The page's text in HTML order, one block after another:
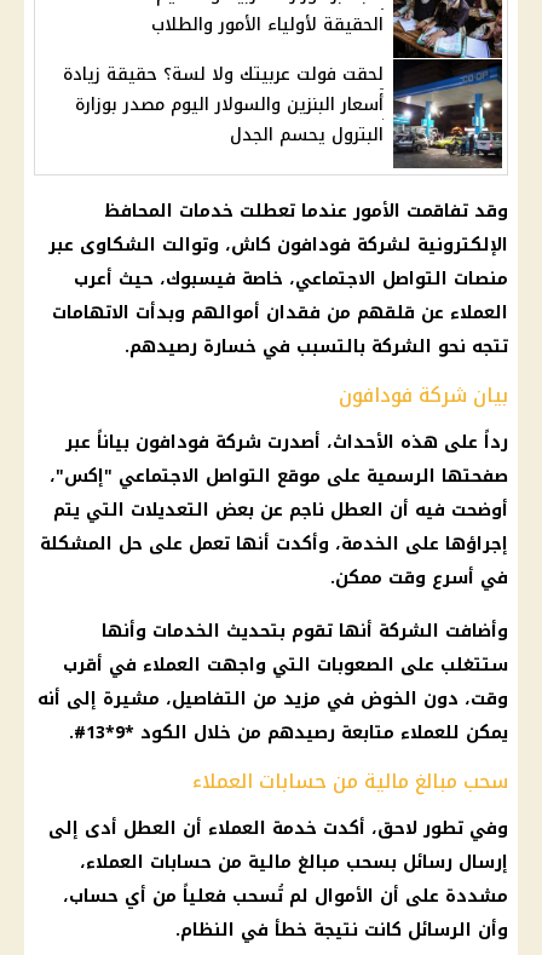
الحقيقة لأولياء الأمور والطلاب
لحقت فولت عربيتك ولا لسة؟ حقيقة زيادة
أسعار البنزين والسولار اليوم مصدر بوزارة
البترول يحسم الجدل
وقد تفاقمت الأمور عندما تعطلت خدمات المحافظ
الإلكترونية لشركة فودافون كاش، وتوالت الشكاوى عبر
منصات التواصل الاجتماعي، خاصة فيسبوك، حيث أعرب
العملاء عن قلقهم من فقدان أموالهم وبدأت الاتهامات
تتجه نحو الشركة بالتسبب في خسارة رصيدهم.
بيان شركة فودافون
رداً على هذه الأحداث، أصدرت شركة فودافون بياناً عبر
صفحتها الرسمية على موقع التواصل الاجتماعي "إكس"،
أوضحت فيه أن العطل ناجم عن بعض التعديلات التي يتم
إجراؤها على الخدمة، وأكدت أنها تعمل على حل المشكلة
في أسرع وقت ممكن.
وأضافت الشركة أنها تقوم بتحديث الخدمات وأنها
ستتغلب على الصعوبات التي واجهت العملاء في أقرب
وقت، دون الخوض في مزيد من التفاصيل، مشيرة إلى أنه
يمكن للعملاء متابعة رصيدهم من خلال الكود *9*13#.
سحب مبالغ مالية من حسابات العملاء
وفي تطور لاحق، أكدت خدمة العملاء أن العطل أدى إلى
إرسال رسائل بسحب مبالغ مالية من حسابات العملاء،
مشددة على أن الأموال لم تُسحب فعلياً من أي حساب،
وأن الرسائل كانت نتيجة خطأ في النظام.